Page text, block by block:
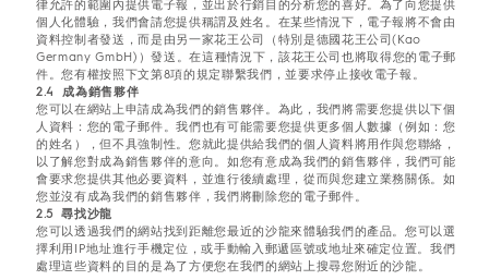
律允許的範圍內提供電子報，並出於行銷目的分析您的喜好。為了向您提供
個人化體驗，我們會請您提供稱謂及姓名。在某些情況下，電子報將不會由
資料控制者發送，而是由另一家花王公司（特別是德國花王公司(Kao
Germany GmbH)）發送。在這種情況下，該花王公司也將取得您的電子郵
件。您有權按照下文第8項的規定聯繫我們，並要求停止接收電子報。
2.4 成為銷售夥伴
您可以在網站上申請成為我們的銷售夥伴。為此，我們將需要您提供以下個
人資料：您的電子郵件。我們也有可能需要您提供更多個人數據（例如：您
的姓名），但不具強制性。您就此提供給我們的個人資料將用作與您聯絡，
以了解您對成為銷售夥伴的意向。如您有意成為我們的銷售夥伴，我們可能
會要求您提供其他必要資料，並進行後續處理，從而與您建立業務關係。如
您並沒有成為我們的銷售夥伴，我們將刪除您的電子郵件。
2.5 尋找沙龍
您可以透過我們的網站找到距離您最近的沙龍來體驗我們的產品。您可以選
擇利用IP地址進行手機定位，或手動輸入郵遞區號或地址來確定位置。我們
處理這些資料的目的是為了方便您在我們的網站上搜尋您附近的沙龍。